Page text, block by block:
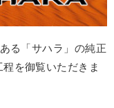
る「サハラ」の純正
を御覧いただきま